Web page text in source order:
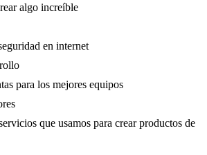
algo increíble
en internet
para los mejores equipos
que usamos para crear productos de